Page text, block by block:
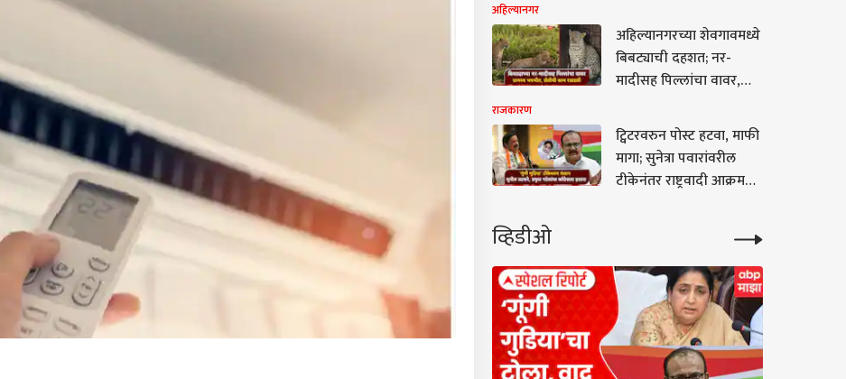
अहिल्यानगर
अहिल्यानगरच्या शेवगावमध्ये
बिबट्याची दहशत; नर-
मादीसह पिल्लांचा वावर,
काळजीत
राजकारण
ट्विटरवरुन पोस्ट हटवा, माफी
मागा; सुनेत्रा पवारांवरील
टीकेनंतर राष्ट्रवादी आक्रमक,
व्हिडीओ